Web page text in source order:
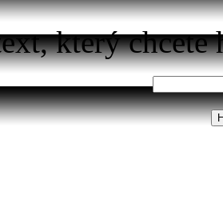
který chcete